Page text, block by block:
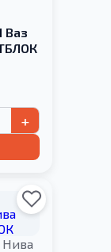
Ваз
+
Нива